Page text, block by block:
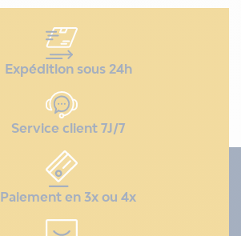
Expédition sous 24h
Service client 7J/7
Paiement en 3x ou 4x